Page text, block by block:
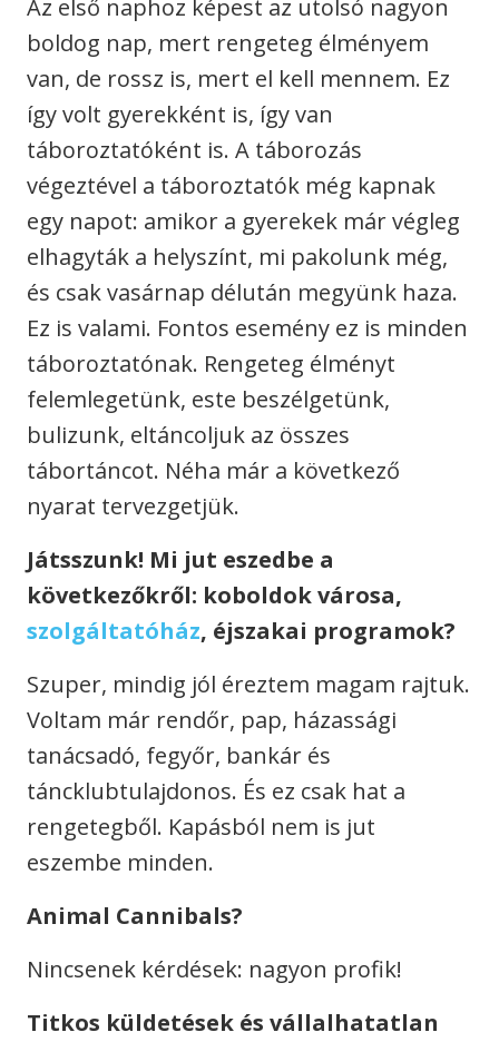
Az első naphoz képest az utolsó nagyon
boldog nap, mert rengeteg élményem
van, de rossz is, mert el kell mennem. Ez
így volt gyerekként is, így van
táboroztatóként is. A táborozás
végeztével a táboroztatók még kapnak
egy napot: amikor a gyerekek már végleg
elhagyták a helyszínt, mi pakolunk még,
és csak vasárnap délután megyünk haza.
Ez is valami. Fontos esemény ez is minden
táboroztatónak. Rengeteg élményt
felemlegetünk, este beszélgetünk,
bulizunk, eltáncoljuk az összes
tábortáncot. Néha már a következő
nyarat tervezgetjük.
Játsszunk! Mi jut eszedbe a
következőkről: koboldok városa,
szolgáltatóház, éjszakai programok?
Szuper, mindig jól éreztem magam rajtuk.
Voltam már rendőr, pap, házassági
tanácsadó, fegyőr, bankár és
táncklubtulajdonos. És ez csak hat a
rengetegből. Kapásból nem is jut
eszembe minden.
Animal Cannibals?
Nincsenek kérdések: nagyon profik!
Titkos küldetések és vállalhatatlan